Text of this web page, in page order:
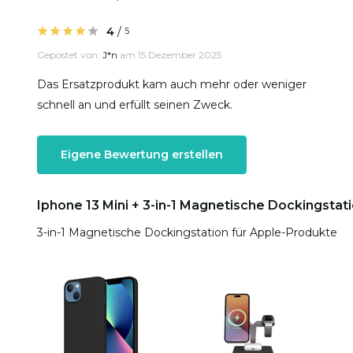
4 / 5
Gepostet von: J*n am 15 Dezember 2025
Das Ersatzprodukt kam auch mehr oder weniger
schnell an und erfüllt seinen Zweck.
Eigene Bewertung erstellen
Iphone 13 Mini + 3-in-1 Magnetische
3-in-1 Magnetische Dockingstation für Apple-Produkte